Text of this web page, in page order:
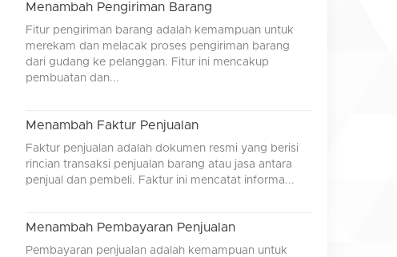
Menambah Pengiriman Barang
Fitur pengiriman barang adalah kemampuan untuk
merekam dan melacak proses pengiriman barang
dari gudang ke pelanggan. Fitur ini mencakup
pembuatan dan...
Menambah Faktur Penjualan
Faktur penjualan adalah dokumen resmi yang berisi
rincian transaksi penjualan barang atau jasa antara
penjual dan pembeli. Faktur ini mencatat informa...
Menambah Pembayaran Penjualan
Pembayaran penjualan adalah kemampuan untuk